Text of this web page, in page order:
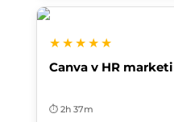
★★★★★
Canva v HR
⏱️ 2h 37m